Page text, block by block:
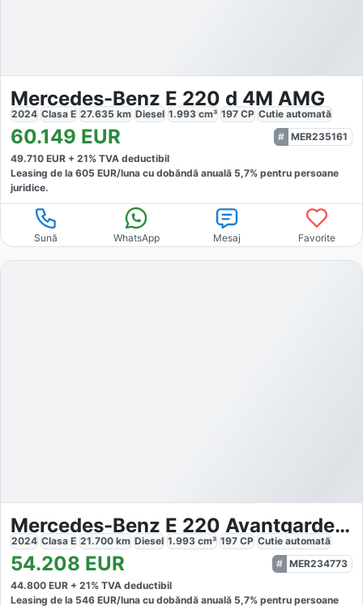
Mercedes-Benz E 220 d 4M AMG
2024 Clasa E 27.635 km Diesel 1.993 cm³ 197 CP Cutie automată
60.149 EUR
MER235161
49.710 EUR + 21% TVA deductibil
Leasing de la 605 EUR/luna cu dobăndă anuală 5,7% pentru persoane
juridice.
Sună WhatsApp Mesaj Favorite
Mercedes-Benz E 220 Avantgarde Adv.Plus
2024 Clasa E 21.700 km Diesel 1.993 cm³ 197 CP Cutie automată
54.208 EUR
MER234773
44.800 EUR + 21% TVA deductibil
Leasing de la 546 EUR/luna cu dobăndă anuală 5,7% pentru persoane